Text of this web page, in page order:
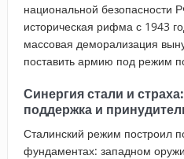
национальной безопасности
историческая рифма с 1943
массовая деморализация
поставить армию под режим
Синергия стали и
поддержка и
Сталинский режим построил
фундаментах: западном